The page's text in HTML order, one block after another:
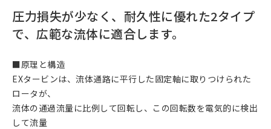
圧力損失が少なく、耐久性に優れた2タイプ
で、広範な流体に適合します。
■原理と構造
EXタービンは、流体通路に平行した固定軸に取りつけられた
ロータが、
流体の通過流量に比例して回転し、この回転数を電気的に検出
して流量